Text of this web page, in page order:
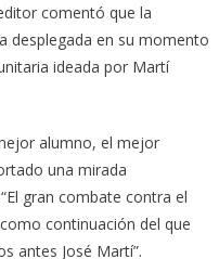
comentó que la
desplegada en su momento
ideada por Martí
alumno, el mejor
una mirada
gran combate contra el
continuación del que
antes José Martí”.